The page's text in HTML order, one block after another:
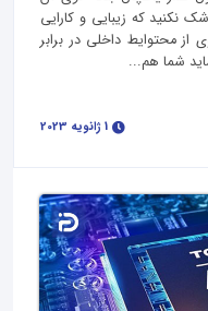
نکنید که زیبایی و کارایی
محتوایط داخلی در برابر
شما هم...